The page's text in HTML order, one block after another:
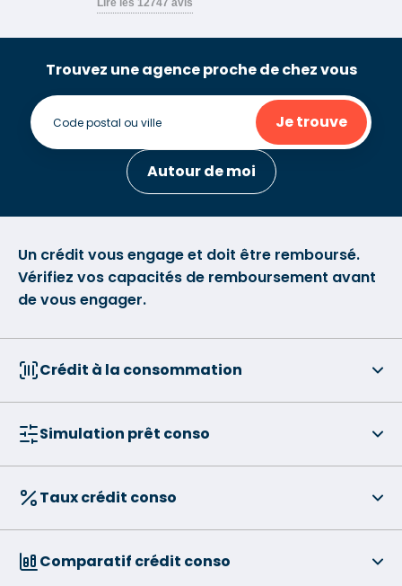
Trouvez une agence proche de chez vous
Je trouve
Autour de moi
Un crédit vous engage et doit être remboursé.
Vérifiez vos capacités de remboursement avant
de vous engager.
Crédit à la consommation
Simulation prêt conso
Taux crédit conso
Comparatif crédit conso